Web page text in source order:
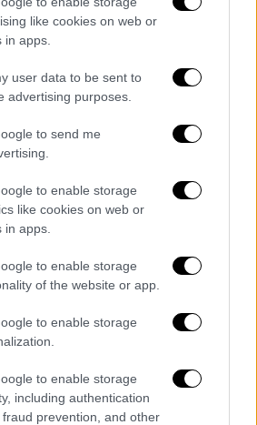
like cookies on web or
apps.
user data to be sent to
advertising purposes.
to send me
to enable storage
like cookies on web or
apps.
to enable storage
of the website or app.
to enable storage
to enable storage
including authentication
prevention, and other
09:10
επιχείρηση για
ηγέτη -
δεκάδες νεκρούς
στην ηγεσία της
οργάνωσηςτονΑμπού
ένα ισχυρό χτύπημα στις
τουISIS
έπειτα από την
στη Συρία και τις
του συριακού
της συμμαχίας υπό τις ΗΠΑ.